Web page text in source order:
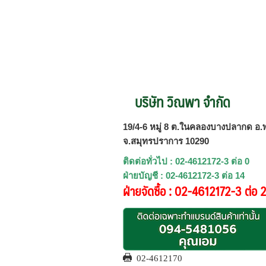
บริษัท วิณพา จำกัด
19/4-6 หมู่ 8 ต.ในคลองบางปลากด อ.
จ.สมุทรปราการ 10290
ติดต่อทั่วไป : 02-4612172-3 ต่อ 0
ฝ่ายบัญชี : 02-4612172-3 ต่อ 14
ฝ่ายจัดซื้อ : 02-4612172-3 ต่อ
02-4612170